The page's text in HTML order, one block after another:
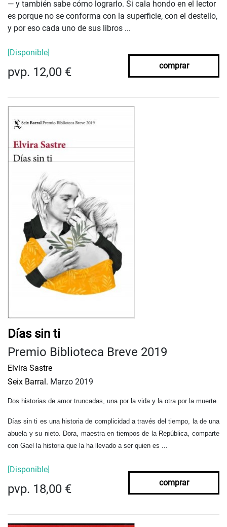
— y también sabe cómo lograrlo. Si cala hondo en el lector
es porque no se conforma con la superficie, con el destello,
y por eso cada uno de sus libros ...
[Disponible]
pvp. 12,00 € comprar
Días sin ti
Premio Biblioteca Breve 2019
Elvira Sastre
Seix Barral. Marzo 2019
Dos historias de amor truncadas, una por la vida y la otra por la muerte.
Días sin ti es una historia de complicidad a través del tiempo, la de una
abuela y su nieto. Dora, maestra en tiempos de la República, comparte
con Gael la historia que la ha llevado a ser quien es ...
[Disponible]
pvp. 18,00 € comprar